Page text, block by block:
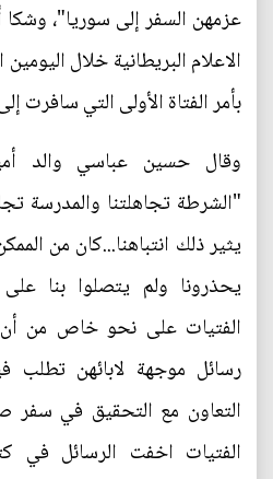
عزمهن السفر إلى سوريا"، وشكا
الاعلام البريطانية خلال
بأمر الفتاة الأولى التي
وقال حسين عباسي والد
"الشرطة تجاهلتنا والمدرسة
يثير ذلك انتباهنا...كان من
يحذرونا ولم يتصلوا بنا
الفتيات على نحو خاص من
رسائل موجهة لابائهن تطلب
التعاون مع التحقيق في سفر
الفتيات اخفت الرسائل في